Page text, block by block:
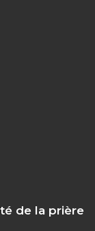
de la prière